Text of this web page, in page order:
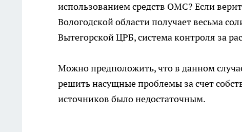
использованием средств ОМС? Если
Вологодской области получает весьма
Вытегорской ЦРБ, система контроля за
Можно предположить, что в данном
решить насущные проблемы за счет
источников было недостаточным.